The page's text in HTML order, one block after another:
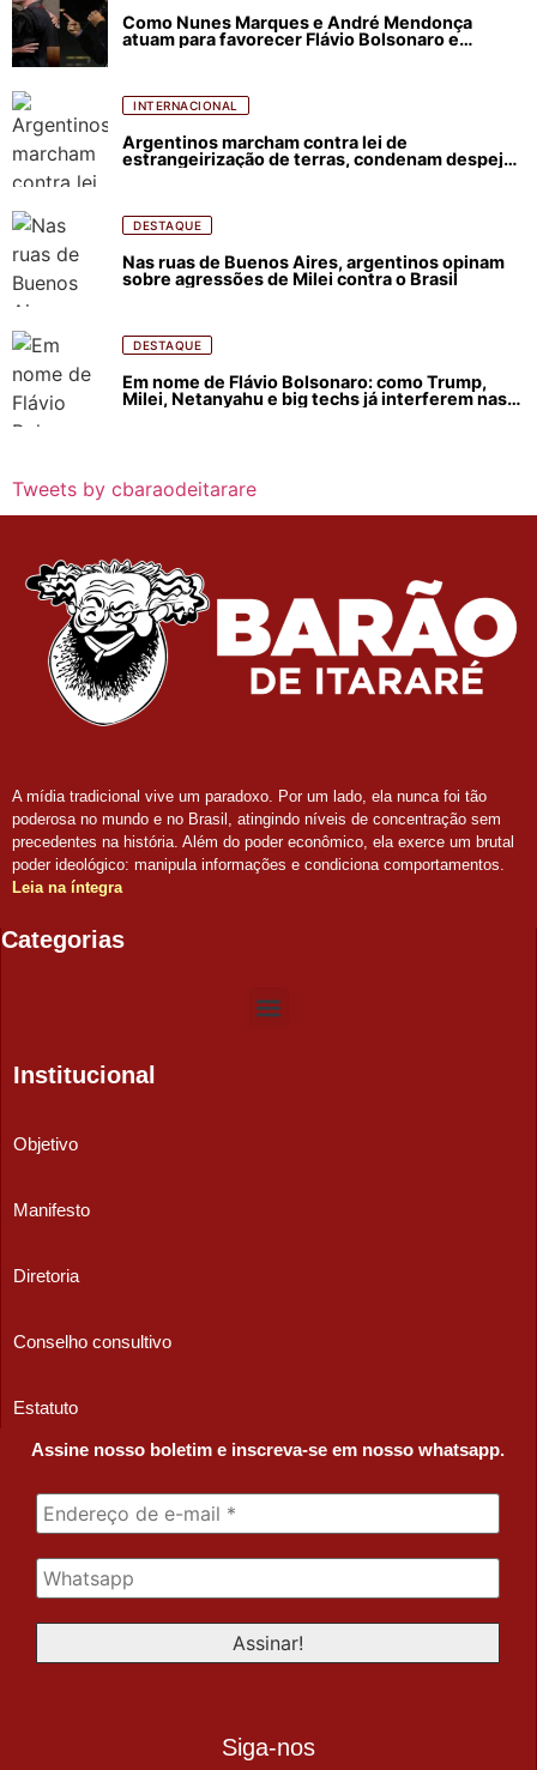
Como Nunes Marques e André Mendonça
atuam para favorecer Flávio Bolsonaro e
INTERNACIONAL
Argentinos marcham contra lei de
estrangeirização de terras, condenam despejos
DESTAQUE
Nas ruas de Buenos Aires, argentinos opinam
sobre agressões de Milei contra o Brasil
DESTAQUE
Em nome de Flávio Bolsonaro: como Trump,
Milei, Netanyahu e big techs já interferem nas
Tweets by cbaraodeitarare
A mídia tradicional vive um paradoxo. Por um lado, ela nunca foi tão
poderosa no mundo e no Brasil, atingindo níveis de concentração sem
precedentes na história. Além do poder econômico, ela exerce um brutal
poder ideológico: manipula informações e condiciona comportamentos.
Leia na íntegra
Categorias
Institucional
Objetivo
Manifesto
Diretoria
Conselho consultivo
Estatuto
Assine nosso boletim e inscreva-se em nosso whatsapp.
Siga-nos